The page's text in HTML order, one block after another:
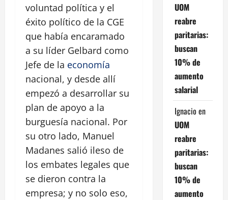
voluntad política y el
éxito político de la CGE
que había encaramado
a su líder Gelbard como
Jefe de la economía
nacional, y desde allí
empezó a desarrollar su
plan de apoyo a la
burguesía nacional. Por
su otro lado, Manuel
Madanes salió ileso de
los embates legales que
se dieron contra la
empresa; y no solo eso,
UOM
reabre
paritarias:
buscan
10% de
aumento
salarial
Ignacio en
UOM
reabre
paritarias:
buscan
10% de
aumento